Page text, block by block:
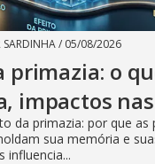
SARDINHA/ 05/08/2026
primazia: o
impactos
da primazia: por que as
sua memória e
influencia...